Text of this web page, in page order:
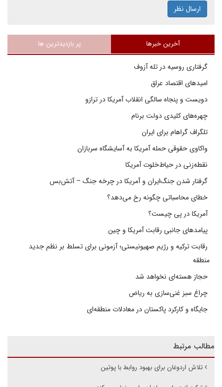
ارسال نظر
آخرین خبرها پر بازدیدترین ها
گرفتاری روسیه در تله آزوف
امیدهای اقتصاد عراق
دویست و پنجاه سالگی انقلاب آمریکا در ترازو
چهره‌های کلیدی دولت برنام
تلگراف گراهام برای ایران
واکاوی حقوقی حمله آمریکا به آسایشگاه سربازان
نقطه‌زنی در حیاط‌خلوت آمریکا
گرفتار شدن جنگ‌ایران و آمریکا در چرخه جنگ – آتش‌بس
خطای محاسباتی چگونه رخ می‌دهد؟
آمریکا در پی چیست؟
پیامدهای جانبی رقابت آمریکا و چین
رقابت ترکیه و رژیم صهیونیستی؛ آزمونی برای تسلط بر نظم جدید
منطقه
حجاز هسته‌ای نخواهد شد
چراغ سبز غنی‌سازی به ریاض
جایگاه و کارکرد پاکستان در معادلات منطقه‌ای
مطالب مرتبط
تلاش اردوغان برای بهبود روابط با پوتین